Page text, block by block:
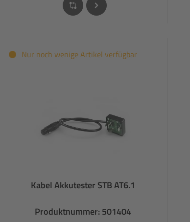
Nur noch wenige Artikel verfügbar
Kabel Akkutester STB AT6.1
Produktnummer: 501404